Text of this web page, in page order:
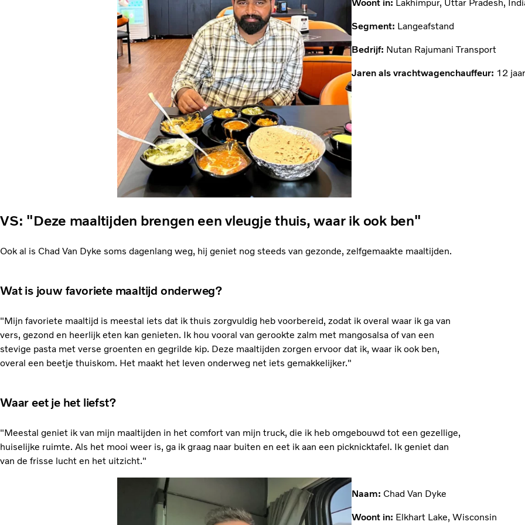
Woont in: Lakhimpur, Uttar Pradesh,
Segment: Langeafstand
Bedrijf: Nutan Rajumani Transport
Jaren als vrachtwagenchauffeur: 12 jaar
VS: "Deze maaltijden brengen een vleugje thuis, waar ik ook ben"
Ook al is Chad Van Dyke soms dagenlang weg, hij geniet nog steeds van gezonde, zelfgemaakte maaltijden.
Wat is jouw favoriete maaltijd onderweg?
"Mijn favoriete maaltijd is meestal iets dat ik thuis zorgvuldig heb voorbereid, zodat ik overal waar ik ga van
vers, gezond en heerlijk eten kan genieten. Ik hou vooral van gerookte zalm met mangosalsa of van een
stevige pasta met verse groenten en gegrilde kip. Deze maaltijden zorgen ervoor dat ik, waar ik ook ben,
overal een beetje thuiskom. Het maakt het leven onderweg net iets gemakkelijker."
Waar eet je het liefst?
"Meestal geniet ik van mijn maaltijden in het comfort van mijn truck, die ik heb omgebouwd tot een gezellige,
huiselijke ruimte. Als het mooi weer is, ga ik graag naar buiten en eet ik aan een picknicktafel. Ik geniet dan
van de frisse lucht en het uitzicht."
Naam: Chad Van Dyke
Woont in: Elkhart Lake, Wisconsin